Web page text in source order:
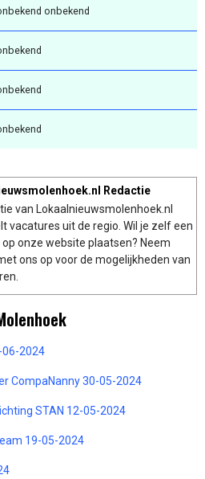
onbekend
Redactie
van Lokaalnieuwsmolenhoek.nl
vacatures uit de regio. Wil je zelf een
onze website plaatsen? Neem
ons op voor de mogelijkheden van
06-2024
CompaNanny 30-05-2024
STAN 12-05-2024
19-05-2024